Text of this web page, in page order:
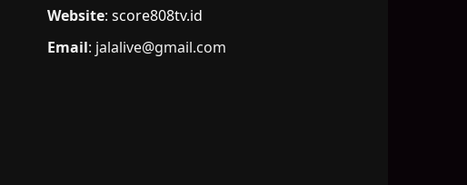
Website: score808tv.id
Email: jalalive@gmail.com